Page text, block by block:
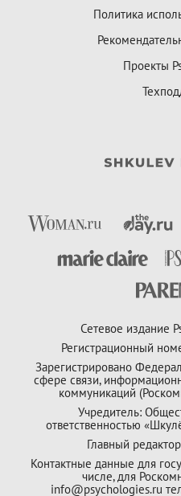
Политика
Проекты
Сетевое издание
Регистрационный
Зарегистрировано
сфере связи,
коммуникаций
Учредитель:
ответственностью
Главный
Контактные данные для
числе, для
info@psychologies.ru